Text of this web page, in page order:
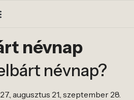
névnap
névnap?
augusztus 21., szeptember 28.